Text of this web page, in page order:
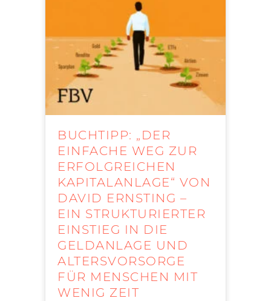
BUCHTIPP: „DER
EINFACHE WEG ZUR
ERFOLGREICHEN
KAPITALANLAGE“ VON
DAVID ERNSTING –
EIN STRUKTURIERTER
EINSTIEG IN DIE
GELDANLAGE UND
ALTERSVORSORGE
FÜR MENSCHEN MIT
WENIG ZEIT